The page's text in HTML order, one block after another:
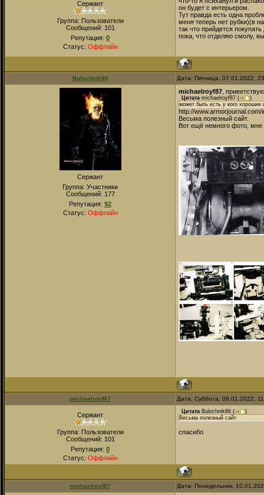
Сержант
Группа: Пользователи
Сообщений: 101
Репутация: 0
Статус: Оффлайн
он будет с интерьером.
Тут правда есть одна
меня теперь нет рубки)(в
так что прийдется
пока, что отделяю смолу,
Bulochnik86 Дата: Пятница, 07.01.2022,
Сержант
Группа: Участники
Сообщений: 177
Репутация: 92
Статус: Оффлайн
michaelroyf87 ,
Цитата michaelroyf87 (
)
может быть есть у кого хорошие
http://
Весьма полезный сайт.
Вот ещё немного фото, мне
michaelroyf87 Дата: Суббота, 08.01.2022,
Сержант
Группа: Пользователи
Сообщений: 101
Репутация: 0
Статус: Оффлайн
Цитата Bulochnik86 (
)
Весьма полезный сайт
спасибо
michaelroyf87 Дата: Понедельник,